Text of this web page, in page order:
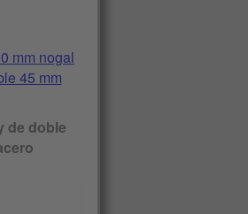
de doble